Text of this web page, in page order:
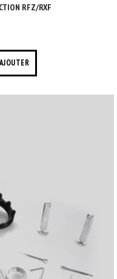
RFZ/RXF
AJOUTER